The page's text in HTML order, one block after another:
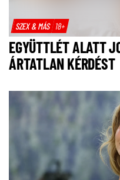
SZEX & MÁS 18+
EGYÜTTLÉT ALATT
ÁRTATLAN KÉRDÉST